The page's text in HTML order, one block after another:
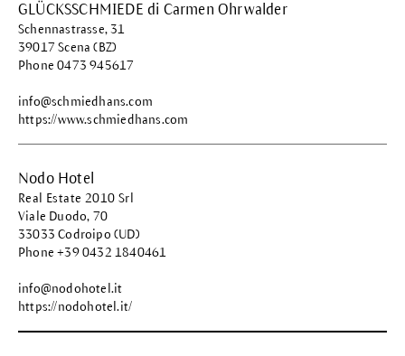
GLÜCKSSCHMIEDE di Carmen Ohrwalder
Schennastrasse, 31
39017 Scena (BZ)
Phone 0473 945617
info@schmiedhans.com
https://www.schmiedhans.com
Nodo Hotel
Real Estate 2010 Srl
Viale Duodo, 70
33033 Codroipo (UD)
Phone +39 0432 1840461
info@nodohotel.it
https://nodohotel.it/